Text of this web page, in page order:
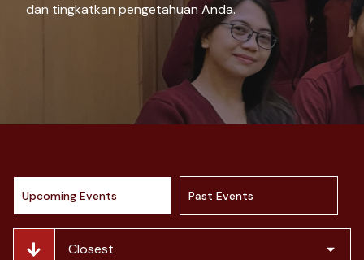
dan tingkatkan pengetahuan Anda.
Upcoming Events Past Events
Closest